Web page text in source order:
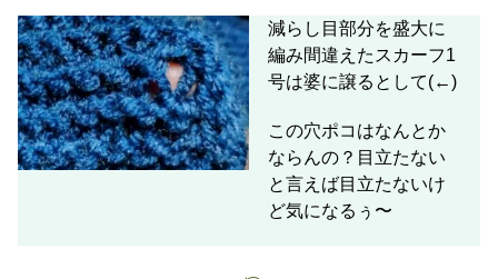
減らし目部分を盛大に
編み間違えたスカーフ1
号は婆に譲るとして(←)
この穴ポコはなんとか
ならんの？目立たない
と言えば目立たないけ
ど気になるぅ〜